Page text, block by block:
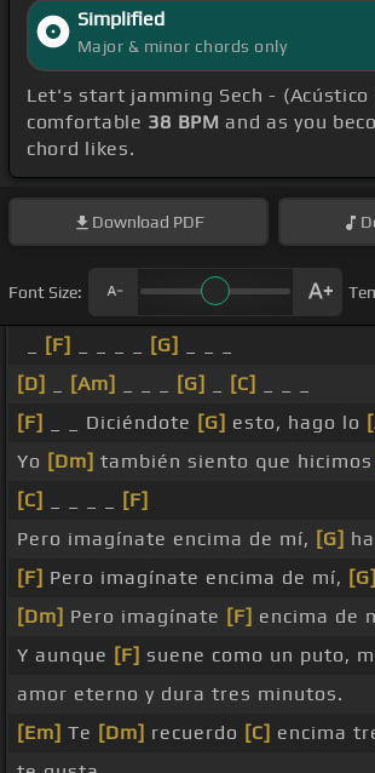
Simplified
Major & minor chords only
Let's start jamming Sech - (Acústico
comfortable 38 BPM and as you
chord likes.
Download PDF
Font Size:
[F] [G]
[D]
[Am] [G] [C]
[F]
_ _ Diciéndote [G] esto, hago lo
Yo [Dm] también siento que hicimos
[C]
[F]
Pero imagínate encima de mí, [G]
[F] Pero imagínate encima de mí, [G]
[Dm] Pero imagínate [F] encima de
Y aunque [F] suene como un puto,
amor eterno y dura tres minutos.
[Em] Te [Dm] recuerdo [C] encima